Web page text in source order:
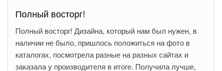
Полный восторг!
Полный восторг! Дизайна, который нам был нужен, в
наличии не было, пришлось положиться на фото в
каталогах, посмотрела разные на разных сайтах и
заказала у производителя в итоге. Получила лучше,